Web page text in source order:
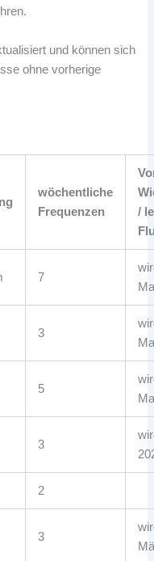
und können sich
ohne vorherige
wöchentliche
Frequenzen
/
7
3
5
3
2
3